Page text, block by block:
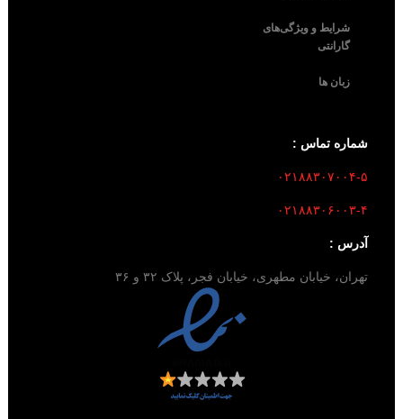
شرایط و ویژگی‌های
گارانتی
زبان ها
شماره تماس :
۰۲۱۸۸۳۰۷۰۰۴-۵
۰۲۱۸۸۳۰۶۰۰۳-۴
آدرس :
تهران، خیابان مطهری، خیابان فجر، پلاک ۳۲ و ۳۶